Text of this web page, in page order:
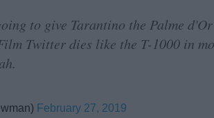
to give Tarantino the Palme
Twitter dies like the T-1000 in
February 27, 2019